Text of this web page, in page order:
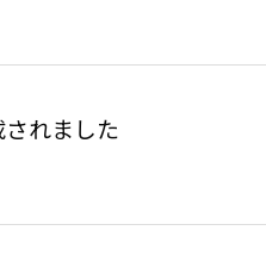
れました